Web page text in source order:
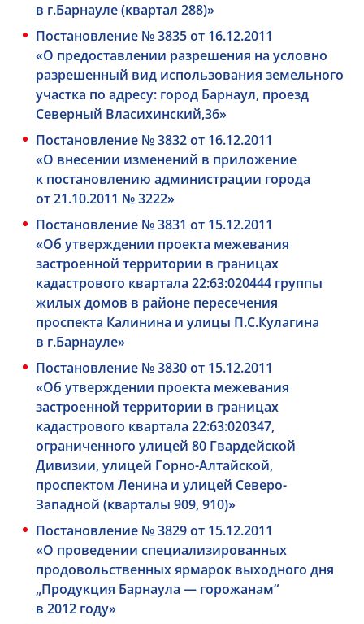
в г.Барнауле (квартал 288)»
Постановление № 3835 от 16.12.2011
«О предоставлении разрешения на условно
разрешенный вид использования земельного
участка по адресу: город Барнаул, проезд
Северный Власихинский,36»
Постановление № 3832 от 16.12.2011
«О внесении изменений в приложение
к постановлению администрации города
от 21.10.2011 № 3222»
Постановление № 3831 от 15.12.2011
«Об утверждении проекта межевания
застроенной территории в границах
кадастрового квартала 22:63:020444 группы
жилых домов в районе пересечения
проспекта Калинина и улицы П.С.Кулагина
в г.Барнауле»
Постановление № 3830 от 15.12.2011
«Об утверждении проекта межевания
застроенной территории в границах
кадастрового квартала 22:63:020347,
ограниченного улицей 80 Гвардейской
Дивизии, улицей Горно-Алтайской,
проспектом Ленина и улицей Северо-
Западной (кварталы 909, 910)»
Постановление № 3829 от 15.12.2011
«О проведении специализированных
продовольственных ярмарок выходного дня
„Продукция Барнаула — горожанам“
в 2012 году»